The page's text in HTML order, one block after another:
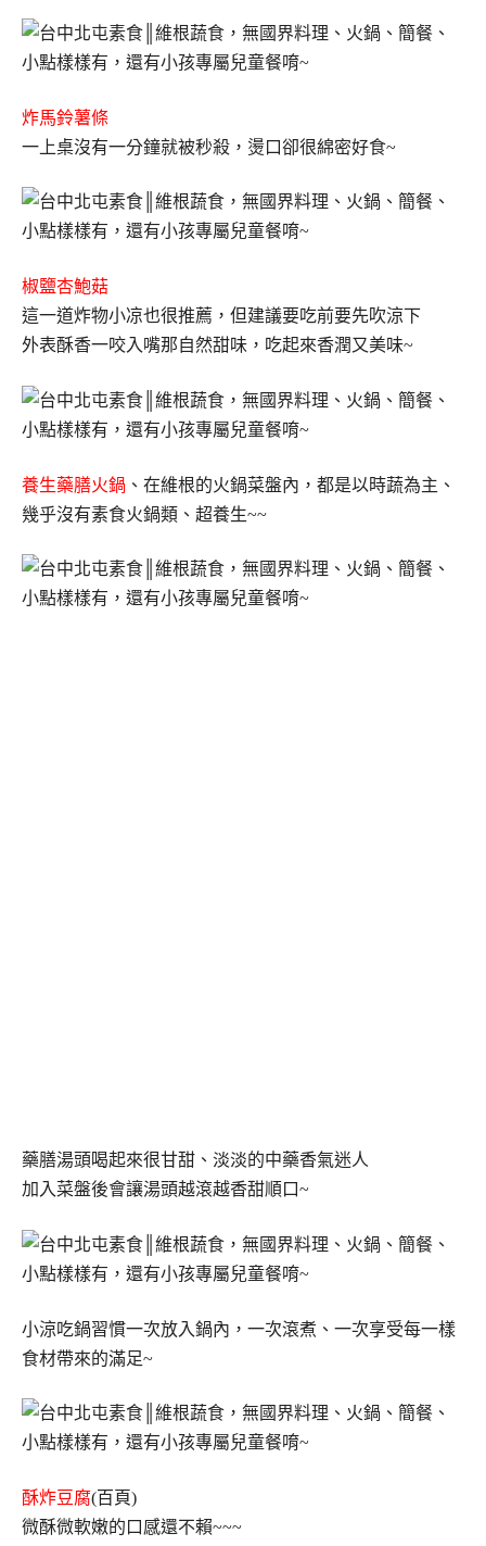
炸馬鈴薯條
一上桌沒有一分鐘就被秒殺，燙口卻很綿密好食~
椒鹽杏鮑菇
這一道炸物小凉也很推薦，但建議要吃前要先吹涼下
外表酥香一咬入嘴那自然甜味，吃起來香潤又美味~
養生藥膳火鍋 、在維根的火鍋菜盤內，都是以時蔬為主、
幾乎沒有素食火鍋類、超養生~~
藥膳湯頭喝起來很甘甜、淡淡的中藥香氣迷人
加入菜盤後會讓湯頭越滾越香甜順口~
小涼吃鍋習慣一次放入鍋內，一次滾煮、一次享受每一樣
食材帶來的滿足~
酥炸豆腐(百頁)
微酥微軟嫩的口感還不賴~~~